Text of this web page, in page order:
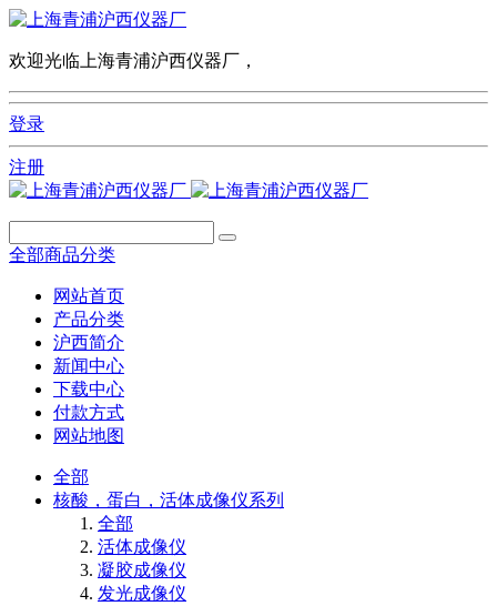
欢迎光临上海青浦沪西仪器厂，
登录
注册
全部商品分类
网站首页
产品分类
沪西简介
新闻中心
下载中心
付款方式
网站地图
全部
核酸，蛋白，活体成像仪系列
全部
活体成像仪
凝胶成像仪
发光成像仪